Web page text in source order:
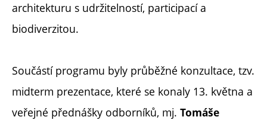
architekturu s udržitelností, participací a
biodiverzitou.
Součástí programu byly průběžné konzultace, tzv.
midterm prezentace, které se konaly 13. května a
veřejné přednášky odborníků, mj. Tomáše